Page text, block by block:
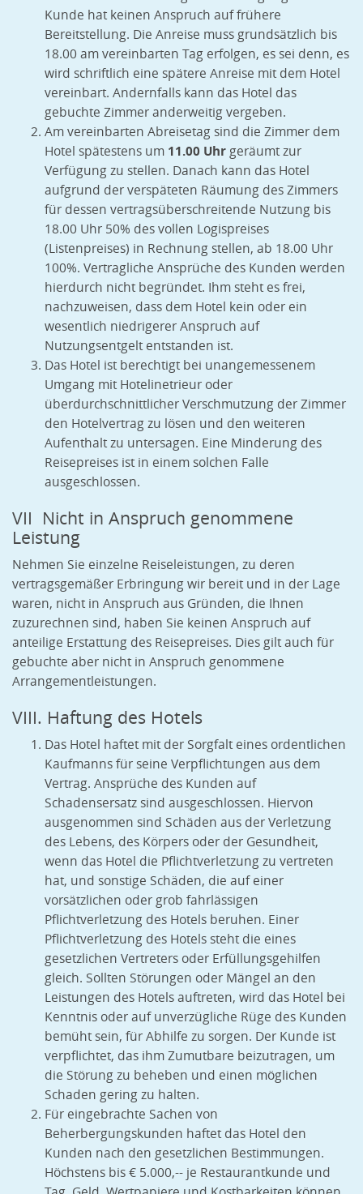
Kunde hat keinen Anspruch auf frühere
Bereitstellung. Die Anreise muss grundsätzlich bis
18.00 am vereinbarten Tag erfolgen, es sei denn, es
wird schriftlich eine spätere Anreise mit dem Hotel
vereinbart. Andernfalls kann das Hotel das
gebuchte Zimmer anderweitig vergeben.
Am vereinbarten Abreisetag sind die Zimmer dem
Hotel spätestens um 11.00 Uhrgeräumt zur
Verfügung zu stellen. Danach kann das Hotel
aufgrund der verspäteten Räumung des Zimmers
für dessen vertragsüberschreitende Nutzung bis
18.00 Uhr 50% des vollen Logispreises
(Listenpreises) in Rechnung stellen, ab 18.00 Uhr
100%. Vertragliche Ansprüche des Kunden werden
hierdurch nicht begründet. Ihm steht es frei,
nachzuweisen, dass dem Hotel kein oder ein
wesentlich niedrigerer Anspruch auf
Nutzungsentgelt entstanden ist.
Das Hotel ist berechtigt bei unangemessenem
Umgang mit Hotelinetrieur oder
überdurchschnittlicher Verschmutzung der Zimmer
den Hotelvertrag zu lösen und den weiteren
Aufenthalt zu untersagen. Eine Minderung des
Reisepreises ist in einem solchen Falle
ausgeschlossen.
VII Nicht in Anspruch genommene
Leistung
Nehmen Sie einzelne Reiseleistungen, zu deren
vertragsgemäßer Erbringung wir bereit und in der Lage
waren, nicht in Anspruch aus Gründen, die Ihnen
zuzurechnen sind, haben Sie keinen Anspruch auf
anteilige Erstattung des Reisepreises. Dies gilt auch für
gebuchte aber nicht in Anspruch genommene
Arrangementleistungen.
VIII. Haftung des Hotels
Das Hotel haftet mit der Sorgfalt eines ordentlichen
Kaufmanns für seine Verpflichtungen aus dem
Vertrag. Ansprüche des Kunden auf
Schadensersatz sind ausgeschlossen. Hiervon
ausgenommen sind Schäden aus der Verletzung
des Lebens, des Körpers oder der Gesundheit,
wenn das Hotel die Pflichtverletzung zu vertreten
hat, und sonstige Schäden, die auf einer
vorsätzlichen oder grob fahrlässigen
Pflichtverletzung des Hotels beruhen. Einer
Pflichtverletzung des Hotels steht die eines
gesetzlichen Vertreters oder Erfüllungsgehilfen
gleich. Sollten Störungen oder Mängel an den
Leistungen des Hotels auftreten, wird das Hotel bei
Kenntnis oder auf unverzügliche Rüge des Kunden
bemüht sein, für Abhilfe zu sorgen. Der Kunde ist
verpflichtet, das ihm Zumutbare beizutragen, um
die Störung zu beheben und einen möglichen
Schaden gering zu halten.
Für eingebrachte Sachen von
Beherbergungskunden haftet das Hotel den
Kunden nach den gesetzlichen Bestimmungen.
Höchstens bis € 5.000,-- je Restaurantkunde und